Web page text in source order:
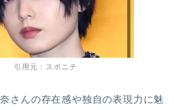
引用元：スポニチ
さんの存在感や独自の表現力に魅